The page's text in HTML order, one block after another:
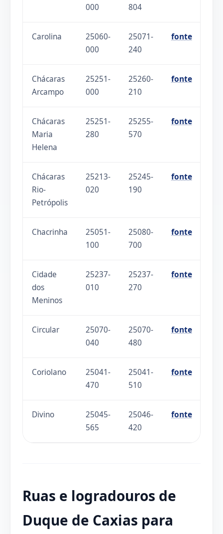
000
804
Carolina
25060-
000
25071-
240
fonte
Chácaras
Arcampo
25251-
000
25260-
210
fonte
Chácaras
Maria
Helena
25251-
280
25255-
570
fonte
Chácaras
Rio-
Petrópolis
25213-
020
25245-
190
fonte
Chacrinha
25051-
100
25080-
700
fonte
Cidade
dos
Meninos
25237-
010
25237-
270
fonte
Circular
25070-
040
25070-
480
fonte
Coriolano
25041-
470
25041-
510
fonte
Divino
25045-
565
25046-
420
fonte
Ruas e logradouros de
Duque de Caxias para